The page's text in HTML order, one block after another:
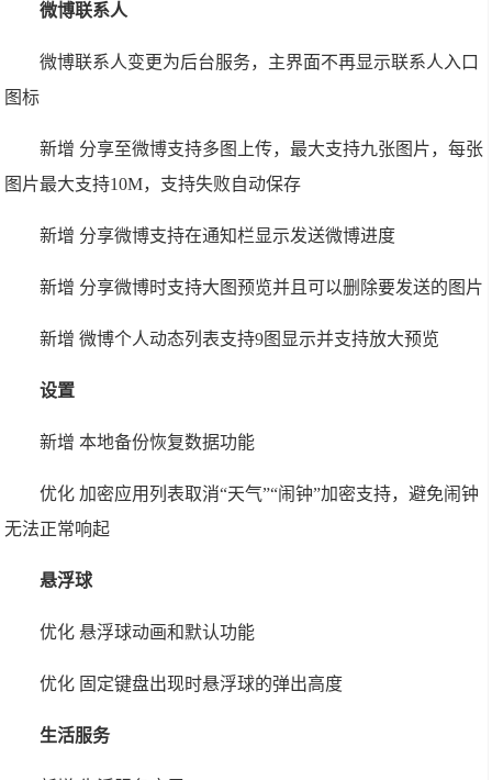
微博联系人
微博联系人变更为后台服务，主界面不再显示联系人入口
图标
新增 分享至微博支持多图上传，最大支持九张图片，每张
图片最大支持10M，支持失败自动保存
新增 分享微博支持在通知栏显示发送微博进度
新增 分享微博时支持大图预览并且可以删除要发送的图片
新增 微博个人动态列表支持9图显示并支持放大预览
设置
新增 本地备份恢复数据功能
优化 加密应用列表取消“天气”“闹钟”加密支持，避免闹钟
无法正常响起
悬浮球
优化 悬浮球动画和默认功能
优化 固定键盘出现时悬浮球的弹出高度
生活服务